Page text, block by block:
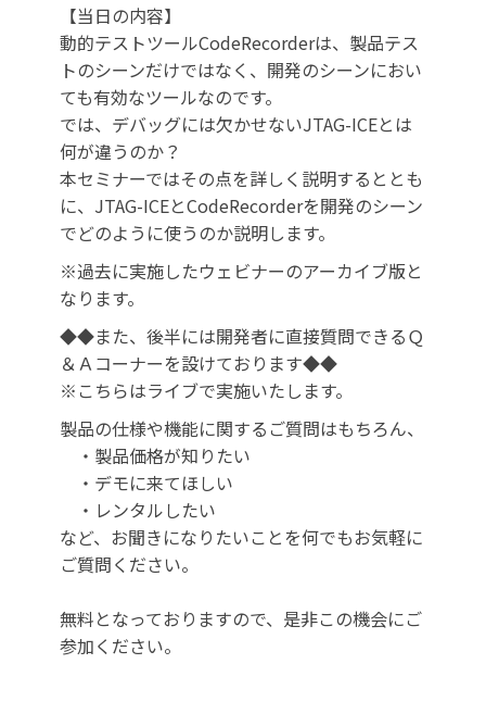
【当日の内容】
動的テストツールCodeRecorderは、製品テス
トのシーンだけではなく、開発のシーンにおい
ても有効なツールなのです。
では、デバッグには欠かせないJTAG-ICEとは
何が違うのか？
本セミナーではその点を詳しく説明するととも
に、JTAG-ICEとCodeRecorderを開発のシーン
でどのように使うのか説明します。
※過去に実施したウェビナーのアーカイブ版と
なります。
◆◆また、後半には開発者に直接質問できるＱ
＆Ａコーナーを設けております◆◆
※こちらはライブで実施いたします。
製品の仕様や機能に関するご質問はもちろん、
・製品価格が知りたい
・デモに来てほしい
・レンタルしたい
など、お聞きになりたいことを何でもお気軽に
ご質問ください。
無料となっておりますので、是非この機会にご
参加ください。